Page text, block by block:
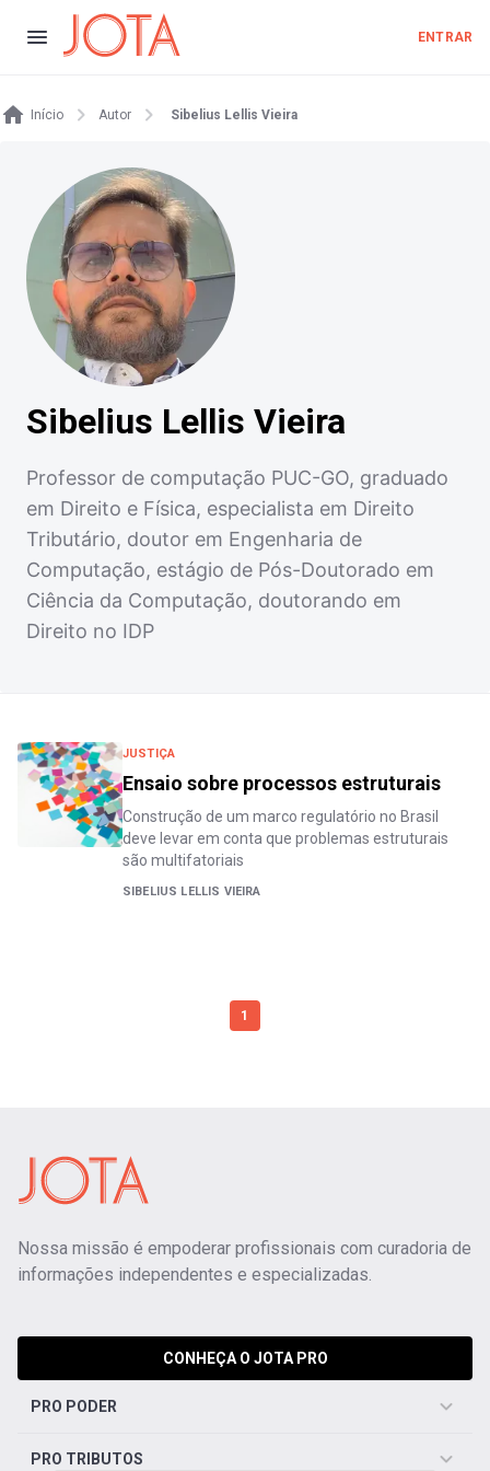
ENTRAR
Início Autor Sibelius Lellis Vieira
Sibelius Lellis Vieira
Professor de computação PUC-GO, graduado
em Direito e Física, especialista em Direito
Tributário, doutor em Engenharia de
Computação, estágio de Pós-Doutorado em
Ciência da Computação, doutorando em
Direito no IDP
JUSTIÇA
Ensaio sobre processos estruturais
Construção de um marco regulatório no Brasil
deve levar em conta que problemas estruturais
são multifatoriais
SIBELIUS LELLIS VIEIRA
1
Nossa missão é empoderar profissionais com curadoria de
informações independentes e especializadas.
CONHEÇA O JOTA PRO
PRO PODER
PRO TRIBUTOS